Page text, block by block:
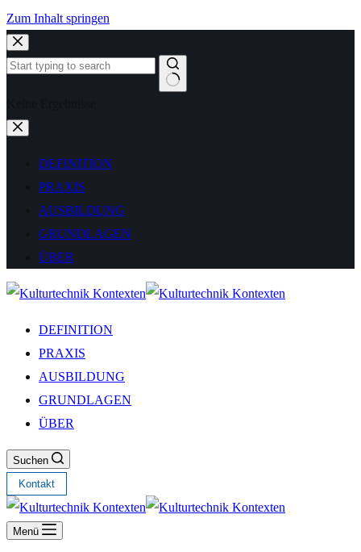
Zum Inhalt springen
DEFINITION
PRAXIS
AUSBILDUNG
GRUNDLAGEN
ÜBER
DEFINITION
PRAXIS
AUSBILDUNG
GRUNDLAGEN
ÜBER
Suchen
Kontakt
Menü